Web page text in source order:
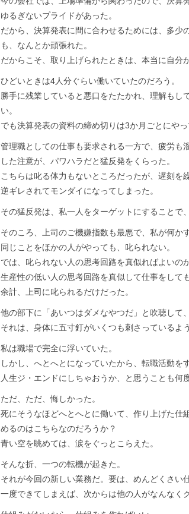
ゆるぎないプライドがあった。
だから、決算発表に間に合わせるためには、多少
も、なんとか頑張れた。
だからこそ、取り上げられたときは、本当に自分
ひどいときは4人分ぐらい働いていたのだろう。
勝手に残業していると悪口をたたかれ、理解も
い。
でも決算発表の資料の締め切りは3か月ごとにや
管理職としての仕事も要求される一方で、疲労も
した注意が、パワハラだと猛反発をくらった。
こちらは叱る体力もないところだったが、遅刻を
逆ギレされてモンダイになってしまった。
その猛反発は、私一人をターゲットにすることで
そのころ、上司のご機嫌指数も最悪で、私が何か
同じことをほかの人がやっても、叱られない。
では、叱られない人の思考回路を真似ればよいの
生産性の低い人の思考回路を真似して仕事をして
余計、上司に叱られるだけだった。
他の部下に「あいつはダメなやつだ」と吹聴して
それは、身体に五寸釘がいくつも刺さっているよ
私は職場で完全に浮いていた。
しかし、へとへとになっていたから、転職活動を
人生ジ・エンドにしちゃおうか、と思うことも何
ただ、ただ、悔しかった。
死にそうなほどへとへとに働いて、作り上げた仕
めるのはこちらなのだろうか？
青い空を眺めては、涙をぐっとこらえた。
そんな折、一つの転機が起きた。
それが今回の新しい業務だ。要は、めんどくさい
一度できてしまえば、次からは他の人がなんなく